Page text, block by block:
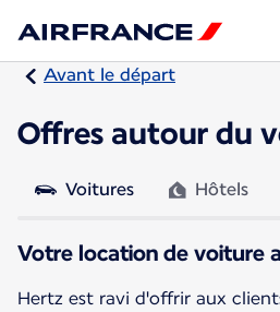
Avant le départ
Offres autour du
Voitures Hôtels
Votre location de voiture
Hertz est ravi d'offrir aux